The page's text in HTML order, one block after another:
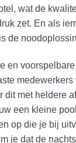
wat de
zet. En als
de
en
dit met heldere
een kleine
op die je bij
je dat de